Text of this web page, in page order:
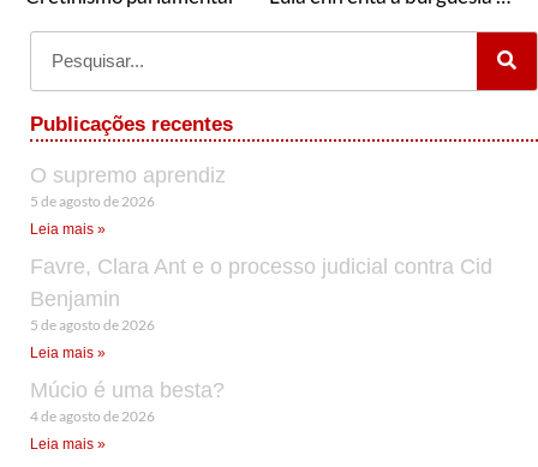
Publicações recentes
O supremo aprendiz
5 de agosto de 2026
Leia mais »
Favre, Clara Ant e o processo judicial contra Cid
Benjamin
5 de agosto de 2026
Leia mais »
Múcio é uma besta?
4 de agosto de 2026
Leia mais »